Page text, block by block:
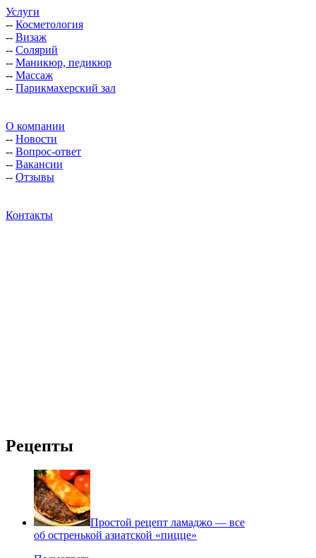
Услуги
-- Косметология
-- Визаж
-- Солярий
-- Маникюр, педикюр
-- Массаж
-- Парикмахерский зал
О компании
-- Новости
-- Вопрос-ответ
-- Вакансии
-- Отзывы
Контакты
Рецепты
Простой рецепт ламаджо — все
об остренькой азиатской «пицце»